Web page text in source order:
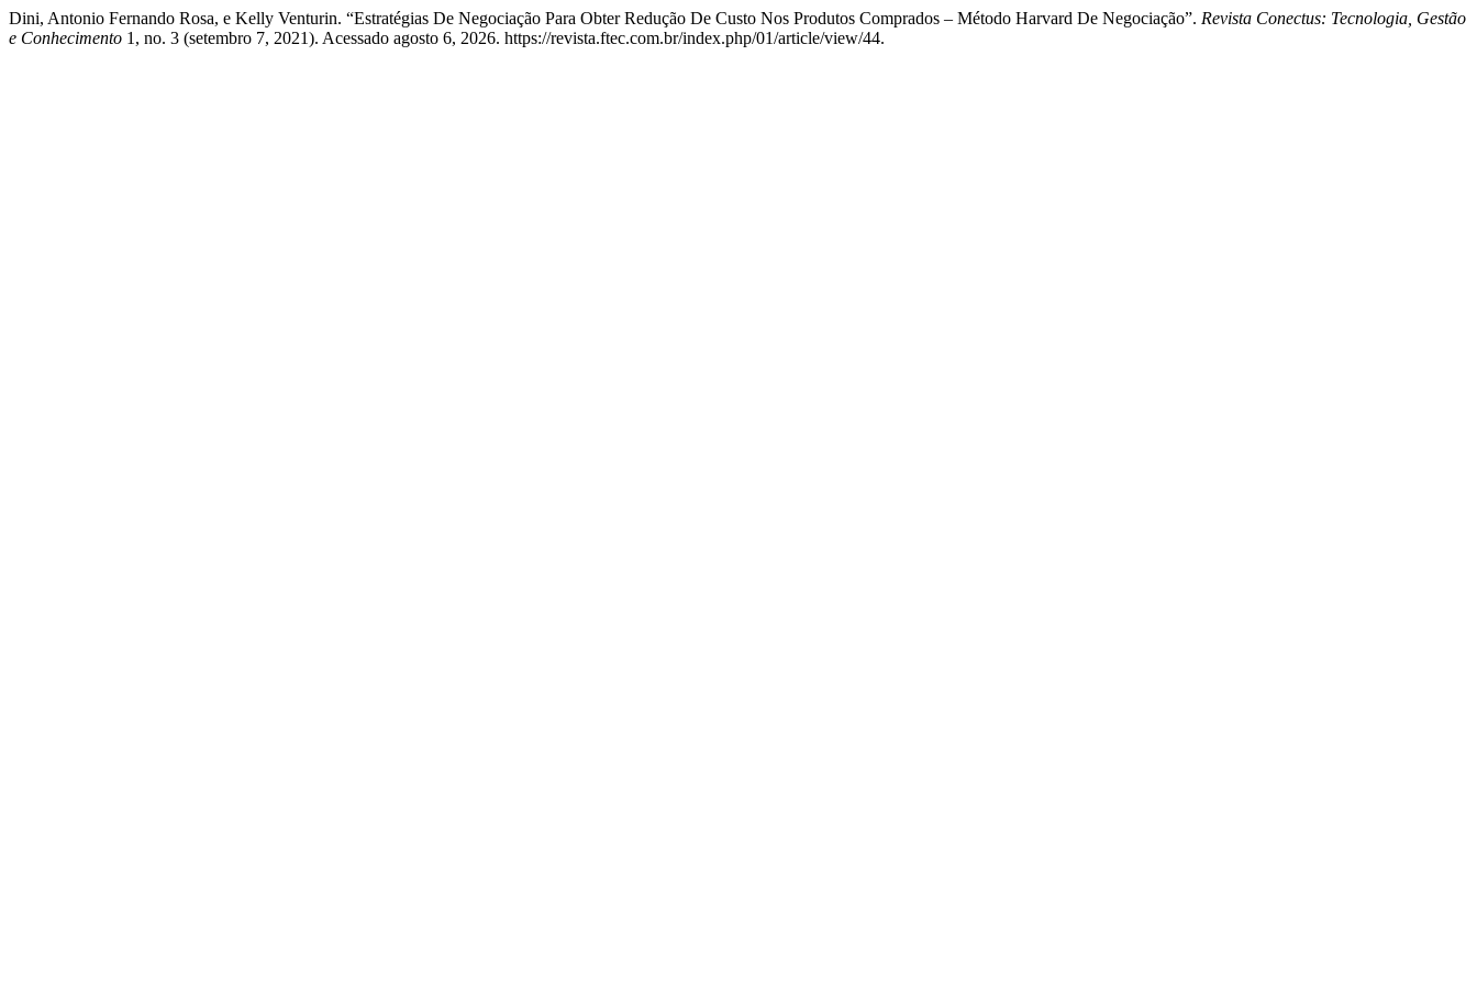
Dini, Antonio Fernando Rosa, e Kelly Venturin. “Estratégias De Negociação Para Obter Redução De Custo Nos Produtos Comprados – Método Harvard De Negociação”. Revista Conectus: Tecnologia, Gestão
e Conhecimento 1, no. 3 (setembro 7, 2021). Acessado agosto 6, 2026. https://revista.ftec.com.br/index.php/01/article/view/44.